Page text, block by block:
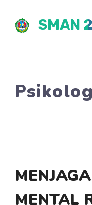
SMAN
MENTAL